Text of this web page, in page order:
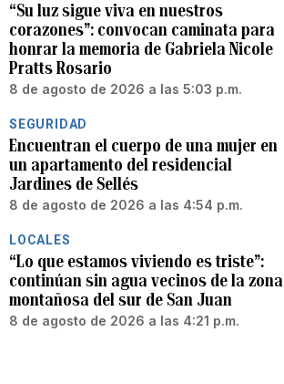
“Su luz sigue viva en nuestros
corazones”: convocan caminata para
honrar la memoria de Gabriela Nicole
Pratts Rosario
8 de agosto de 2026 a las 5:03 p.m.
SEGURIDAD
Encuentran el cuerpo de una mujer en
un apartamento del residencial
Jardines de Sellés
8 de agosto de 2026 a las 4:54 p.m.
LOCALES
“Lo que estamos viviendo es triste”:
continúan sin agua vecinos de la zona
montañosa del sur de San Juan
8 de agosto de 2026 a las 4:21 p.m.